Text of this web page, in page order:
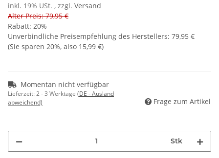
inkl. 19% USt. , zzgl. Versand
Alter Preis: 79,95 €
Rabatt: 20%
Unverbindliche Preisempfehlung des Herstellers: 79,95 €
(Sie sparen 20%, also 15,99 €)
Momentan nicht verfügbar
Lieferzeit:2 - 3 Werktage (DE - Ausland
abweichend)
Frage zum Artikel
Stk